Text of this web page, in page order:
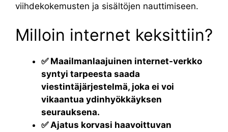
viihdekokemusten ja sisältöjen nauttimiseen.
Milloin internet keksittiin?
✅ Maailmanlaajuinen internet-verkko
syntyi tarpeesta saada
viestintäjärjestelmä, joka ei voi
vikaantua ydinhyökkäyksen
seurauksena.
✅ Ajatus korvasi haavoittuvan